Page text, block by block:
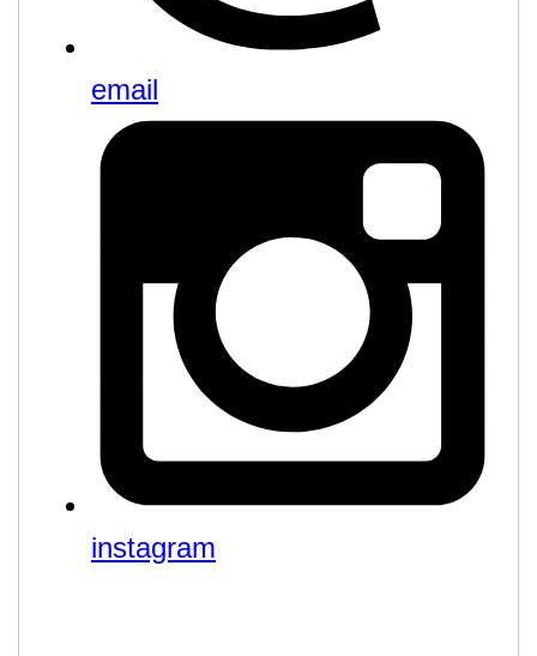
email
instagram